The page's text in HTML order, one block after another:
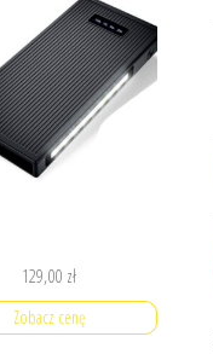
129,00 zł
Zobacz cenę